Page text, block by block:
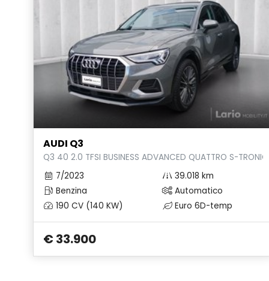
AUDI Q3
Q3 40 2.0 TFSI BUSINESS ADVANCED QUATTRO S-TRONIC
7/2023
39.018 km
Benzina
Automatico
190 CV (140 KW)
Euro 6D-temp
€ 33.900